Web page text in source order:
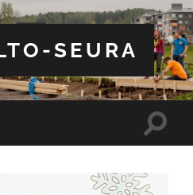
SEURA
Toggle